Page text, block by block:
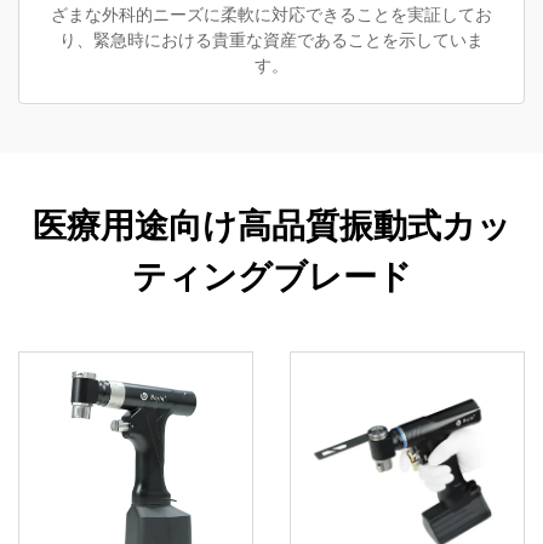
ざまな外科的ニーズに柔軟に対応できることを実証してお
り、緊急時における貴重な資産であることを示していま
す。
医療用途向け高品質振動式カッ
ティングブレード